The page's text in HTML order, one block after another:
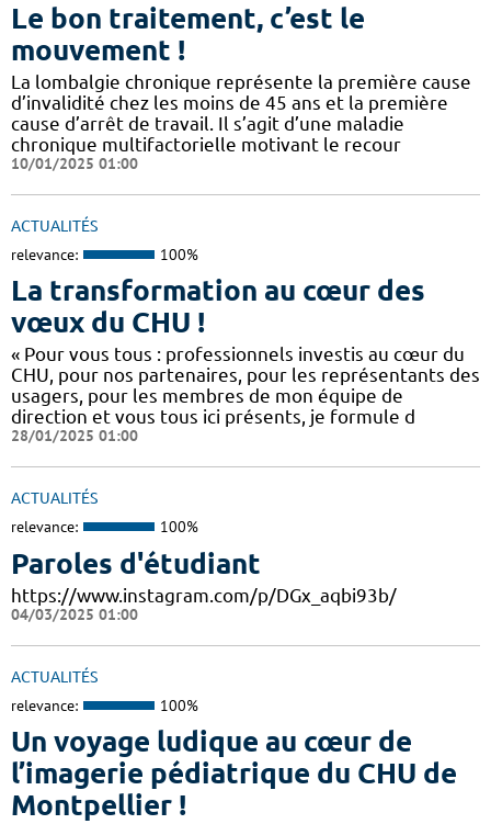
Le bon traitement, c’est le
mouvement !
La lombalgie chronique représente la première cause
d’invalidité chez les moins de 45 ans et la première
cause d’arrêt de travail. Il s’agit d’une maladie
chronique multifactorielle motivant le recour
10/01/2025 01:00
ACTUALITÉS
relevance: 100%
La transformation au cœur des
vœux du CHU !
« Pour vous tous : professionnels investis au cœur du
CHU, pour nos partenaires, pour les représentants des
usagers, pour les membres de mon équipe de
direction et vous tous ici présents, je formule d
28/01/2025 01:00
ACTUALITÉS
relevance: 100%
Paroles d'étudiant
https://www.instagram.com/p/DGx_aqbi93b/
04/03/2025 01:00
ACTUALITÉS
relevance: 100%
Un voyage ludique au cœur de
l’imagerie pédiatrique du CHU de
Montpellier !